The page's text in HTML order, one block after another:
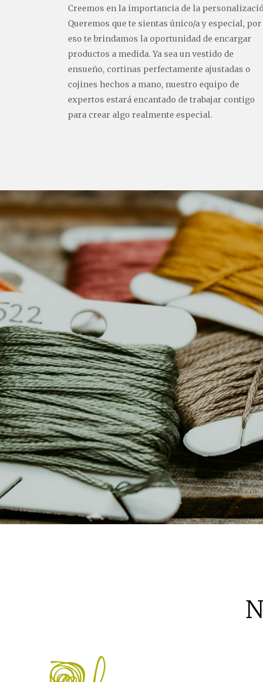
Creemos en la importancia de la
Queremos que te sientas único/a y especial, por
eso te brindamos la oportunidad de encargar
productos a medida. Ya sea un vestido de
ensueño, cortinas perfectamente ajustadas o
cojines hechos a mano, nuestro equipo de
expertos estará encantado de trabajar contigo
para crear algo realmente especial.